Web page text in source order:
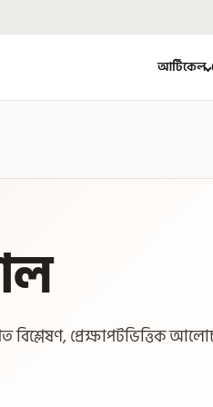
আর্টিকেল
বিশ্লেষণ, প্রেক্ষাপটভিত্তিক